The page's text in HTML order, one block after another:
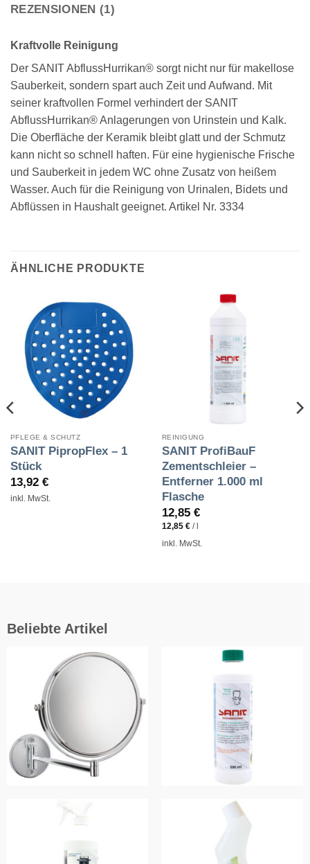
REZENSIONEN (1)
Kraftvolle Reinigung
Der SANIT AbflussHurrikan® sorgt nicht nur für makellose
Sauberkeit, sondern spart auch Zeit und Aufwand. Mit
seiner kraftvollen Formel verhindert der SANIT
AbflussHurrikan® Anlagerungen von Urinstein und Kalk.
Die Oberfläche der Keramik bleibt glatt und der Schmutz
kann nicht so schnell haften. Für eine hygienische Frische
und Sauberkeit in jedem WC ohne Zusatz von heißem
Wasser. Auch für die Reinigung von Urinalen, Bidets und
Abflüssen in Haushalt geeignet. Artikel Nr. 3334
ÄHNLICHE PRODUKTE
PFLEGE & SCHUTZ
SANIT PipropFlex – 1
Stück
13,92 €
inkl. MwSt.
REINIGUNG
SANIT ProfiBauF
Zementschleier –
Entferner 1.000 ml
Flasche
12,85 €
12,85 €/
inkl. MwSt.
Beliebte Artikel